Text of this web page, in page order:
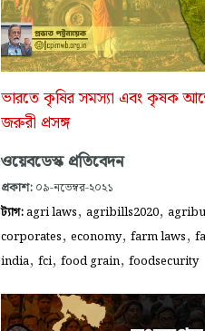
ভারতে কৃষির সমস্যা এবং কৃষক
জরুরী প্রসঙ্গ
ওয়েবডেস্ক প্রতিবেদন
প্রকাশ: ০৯-নভেম্বর-২০২১
ট্যাগ:agri laws, agribills2020,
corporates, economy, farm laws,
india, fci, food grain, foodsecurity